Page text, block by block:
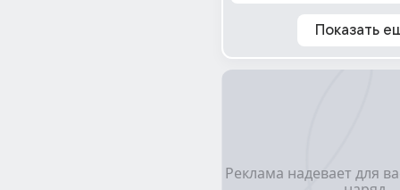
Показать